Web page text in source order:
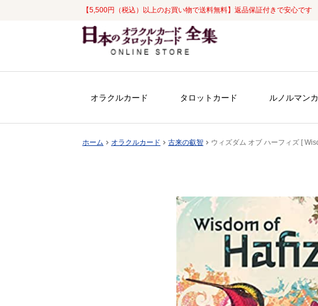
【5,500円（税込）以上のお買い物で送料無料】返品保証付きで安心です
ナ
ビ
ン
コ
ン
ス
オラクルカード タロットカード ルノルマン
ホーム オラクルカード 古来の叡智 ウィズダム オブ ハーフィズ [